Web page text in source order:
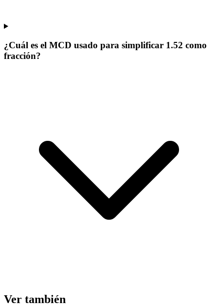
¿Cuál es el MCD usado para simplificar 1.52 como
fracción?
Ver también